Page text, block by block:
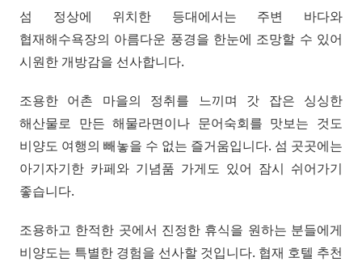
섬 정상에 위치한 등대에서는 주변 바다와
협재해수욕장의 아름다운 풍경을 한눈에 조망할 수 있어
시원한 개방감을 선사합니다.
조용한 어촌 마을의 정취를 느끼며 갓 잡은 싱싱한
해산물로 만든 해물라면이나 문어숙회를 맛보는 것도
비양도 여행의 빼놓을 수 없는 즐거움입니다. 섬 곳곳에는
아기자기한 카페와 기념품 가게도 있어 잠시 쉬어가기
좋습니다.
조용하고 한적한 곳에서 진정한 휴식을 원하는 분들에게
비양도는 특별한 경험을 선사할 것입니다. 협재 호텔 추천